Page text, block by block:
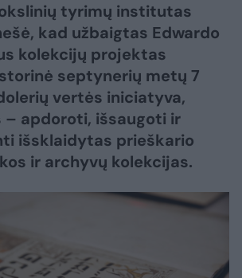
tyrimų institutas
kad užbaigtas Edwardo
kolekcijų projektas
septynerių metų 7
vertės iniciatyva,
– apdoroti, išsaugoti ir
išsklaidytas prieškario
ir archyvų kolekcijas.